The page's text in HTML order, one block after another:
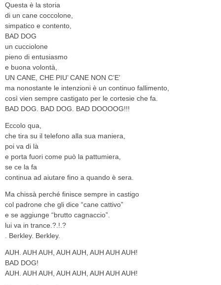
Questa è la storia
di un cane coccolone,
simpatico e contento,
BAD DOG
un cucciolone
pieno di entusiasmo
e buona volontà,
UN CANE, CHE PIU’ CANE NON C’E’
ma nonostante le intenzioni è un continuo fallimento,
così vien sempre castigato per le cortesie che fa.
BAD DOG. BAD DOG. BAD DOOOOG!!!
Eccolo qua,
che tira su il telefono alla sua maniera,
poi va di là
e porta fuori come può la pattumiera,
se ce la fa
continua ad aiutare fino a quando è sera.
Ma chissà perché finisce sempre in castigo
col padrone che gli dice “cane cattivo”
e se aggiunge “brutto cagnaccio”.
lui va in trance.?.!.?
. Berkley. Berkley.
AUH. AUH AUH, AUH AUH, AUH AUH AUH!
BAD DOG!
AUH. AUH AUH, AUH AUH, AUH AUH AUH!